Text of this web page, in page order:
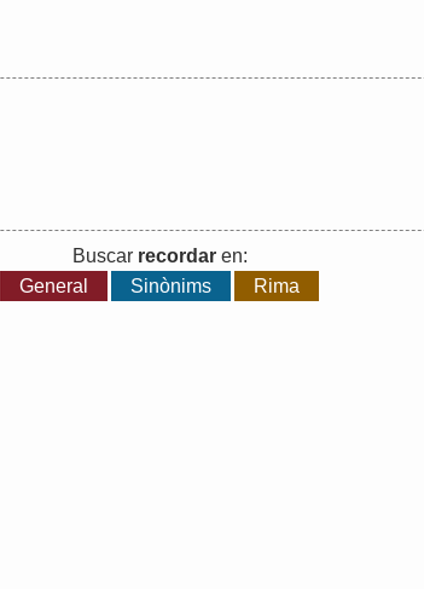
Buscar recordaren:
General
Sinònims Rima